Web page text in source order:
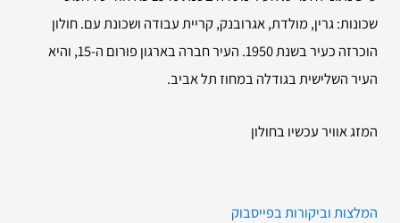
שכונות: גרין, מולדת, אגרובנק, קריית עבודה ושכונת עם. חולון
הוכרזה כעיר בשנת 1950. העיר חברה בארגון פורום ה-15, והיא
העיר השלישית בגודלה במחוז תל אביב.
המזג אוויר עכשיו בחולון
המלצות וביקורות בפייסבוק